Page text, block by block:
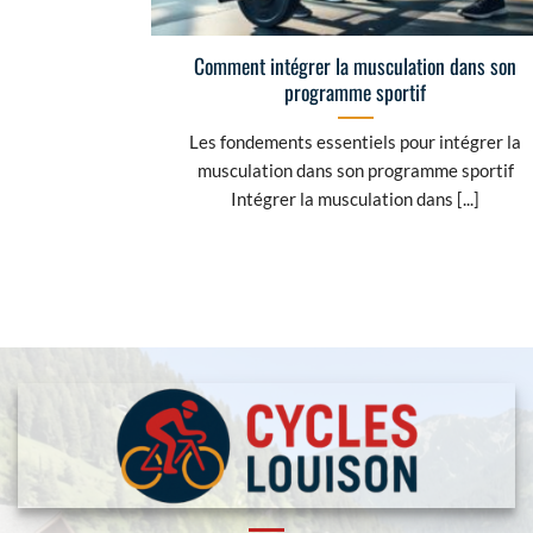
Comment intégrer la musculation dans son
programme sportif
Les fondements essentiels pour intégrer la
musculation dans son programme sportif
Intégrer la musculation dans [...]